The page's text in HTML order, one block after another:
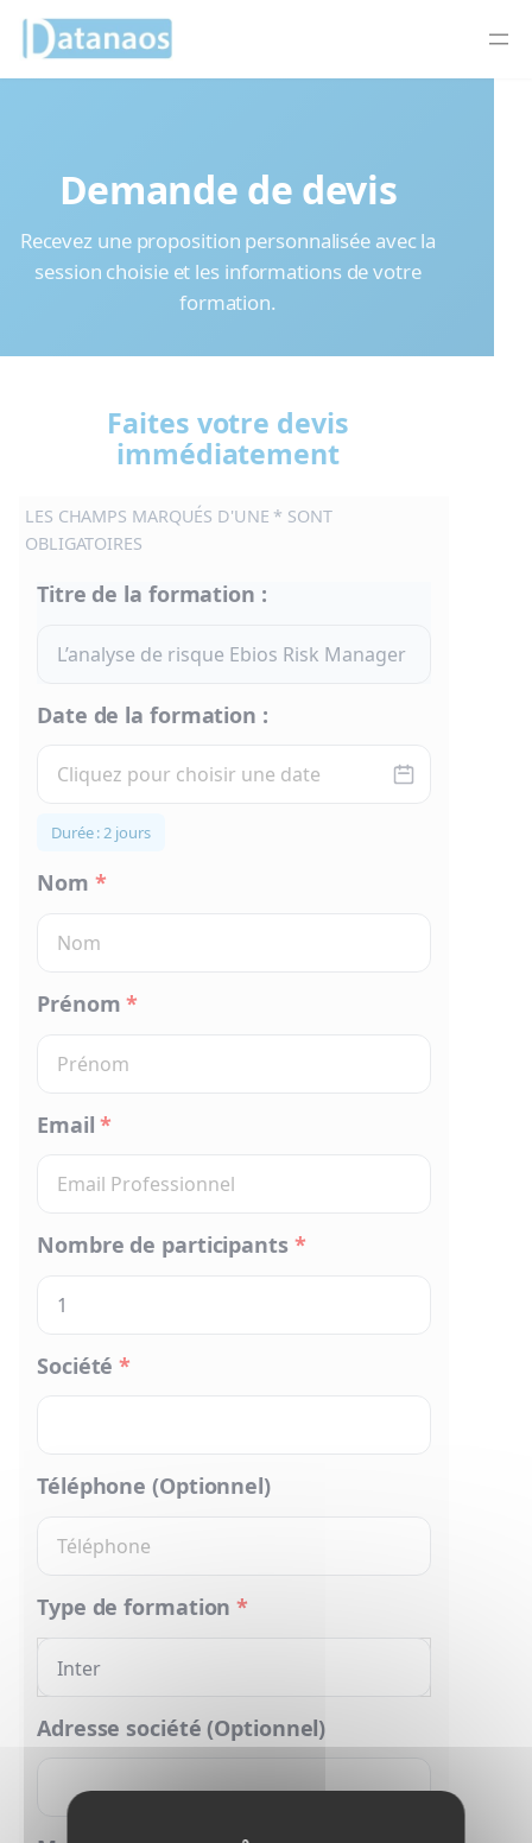
Demande de devis
Recevez une proposition personnalisée avec la
session choisie et les informations de votre
formation.
Faites votre devis
immédiatement
LES CHAMPS MARQUÉS D'UNE * SONT
OBLIGATOIRES
Titre de la formation :
Date de la formation :
Durée : 2 jours
Nom *
Prénom*
Email*
Nombre de participants *
Société*
Téléphone (Optionnel)
Type de formation*
Adresse société (Optionnel)
Panneau de gestion des cookies